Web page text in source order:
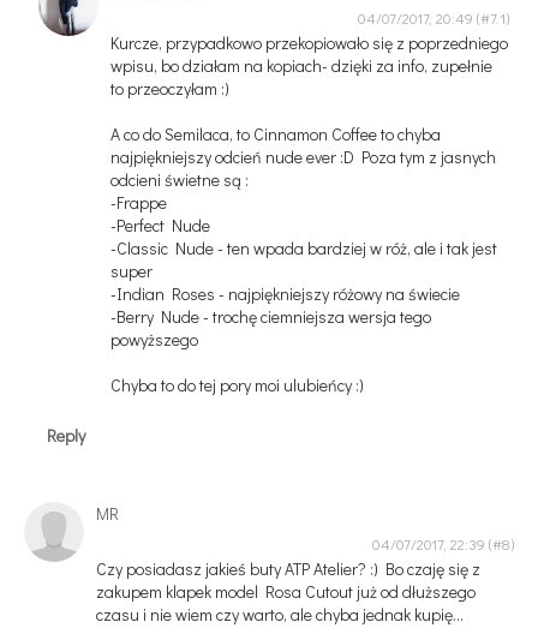
04/07/2017, 20:49
Kurcze, przypadkowo przekopiowało się z poprzedniego
wpisu, bo działam na kopiach- dzięki za info, zupełnie
to przeoczyłam :)
A co do Semilaca, to Cinnamon Coffee to chyba
najpiękniejszy odcień nude ever :D Poza tym z jasnych
odcieni świetne są :
-Frappe
-Perfect Nude
-Classic Nude - ten wpada bardziej w róż, ale i tak jest
super
-Indian Roses - najpiękniejszy różowy na świecie
-Berry Nude - trochę ciemniejsza wersja tego
powyższego
Chyba to do tej pory moi ulubieńcy :)
Reply
MR
04/07/2017, 22:39
Czy posiadasz jakieś buty ATP Atelier? :) Bo czaję się z
zakupem klapek model Rosa Cutout już od dłuższego
czasu i nie wiem czy warto, ale chyba jednak kupię...